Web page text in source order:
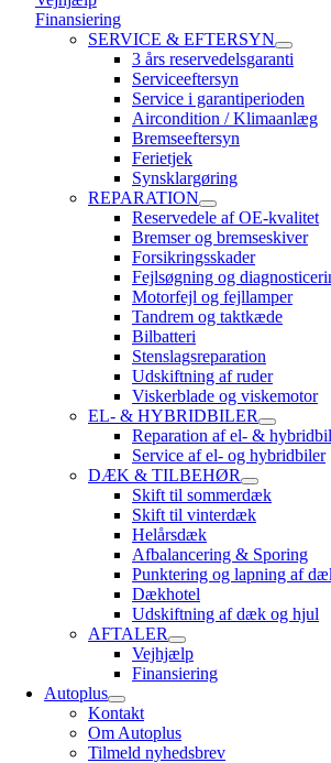
Finansiering
SERVICE & EFTERSYN
3 års reservedelsgaranti
Serviceeftersyn
Service i garantiperioden
Aircondition / Klimaanlæg
Bremseeftersyn
Ferietjek
Synsklargøring
REPARATION
Reservedele af OE-kvalitet
Bremser og bremseskiver
Forsikringsskader
Fejlsøgning og
Motorfejl og fejllamper
Tandrem og taktkæde
Bilbatteri
Stenslagsreparation
Udskiftning af ruder
Viskerblade og viskemotor
EL- & HYBRIDBILER
Reparation af el- &
Service af el- og hybridbiler
DÆK & TILBEHØR
Skift til sommerdæk
Skift til vinterdæk
Helårsdæk
Afbalancering & Sporing
Punktering og lapning af
Dækhotel
Udskiftning af dæk og hjul
AFTALER
Vejhjælp
Finansiering
Autoplus
Kontakt
Om Autoplus
Tilmeld nyhedsbrev